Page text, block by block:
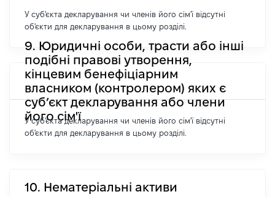
У суб'єкта декларування чи членів його сім'ї відсутні
об'єкти для декларування в цьому розділі.
9. Юридичні особи, трасти або інші
подібні правові утворення,
кінцевим бенефіціарним
власником (контролером) яких є
суб’єкт декларування або члени
його сім'ї
У суб'єкта декларування чи членів його сім'ї відсутні
об'єкти для декларування в цьому розділі.
10. Нематеріальні активи